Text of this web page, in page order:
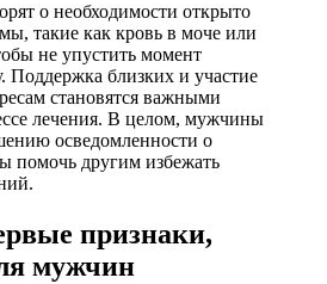
о необходимости открыто
такие как кровь в моче или
не упустить момент
Поддержка близких и участие
становятся важными
лечения. В целом, мужчины
осведомленности о
помочь другим избежать
признаки,
мужчин